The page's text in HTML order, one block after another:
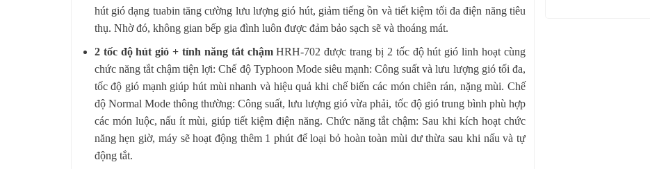
hút gió dạng tuabin tăng cường lưu lượng gió hút, giảm tiếng ồn và tiết kiệm tối đa điện năng tiêu
thụ. Nhờ đó, không gian bếp gia đình luôn được đảm bảo sạch sẽ và thoáng mát.
2 tốc độ hút gió + tính năng tắt chậmHRH-702 được trang bị 2 tốc độ hút gió linh hoạt cùng
chức năng tắt chậm tiện lợi: Chế độ Typhoon Mode siêu mạnh: Công suất và lưu lượng gió tối đa,
tốc độ gió mạnh giúp hút mùi nhanh và hiệu quả khi chế biến các món chiên rán, nặng mùi. Chế
độ Normal Mode thông thường: Công suất, lưu lượng gió vừa phải, tốc độ gió trung bình phù hợp
các món luộc, nấu ít mùi, giúp tiết kiệm điện năng. Chức năng tắt chậm: Sau khi kích hoạt chức
năng hẹn giờ, máy sẽ hoạt động thêm 1 phút để loại bỏ hoàn toàn mùi dư thừa sau khi nấu và tự
động tắt.